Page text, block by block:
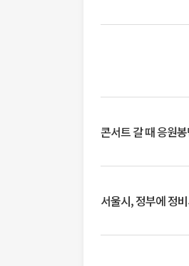
콘서트 갈 때 응원
서울시, 정부에 정